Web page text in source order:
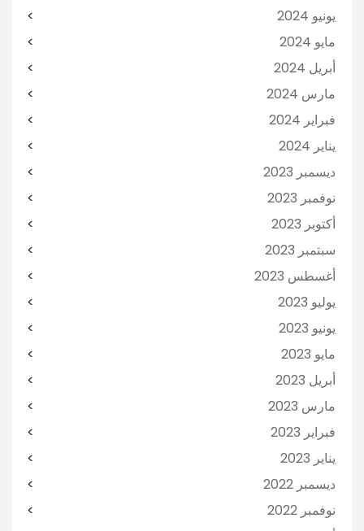
يونيو 2024
مايو 2024
أبريل 2024
مارس 2024
فبراير 2024
يناير 2024
ديسمبر 2023
نوفمبر 2023
أكتوبر 2023
سبتمبر 2023
أغسطس 2023
يوليو 2023
يونيو 2023
مايو 2023
أبريل 2023
مارس 2023
فبراير 2023
يناير 2023
ديسمبر 2022
نوفمبر 2022